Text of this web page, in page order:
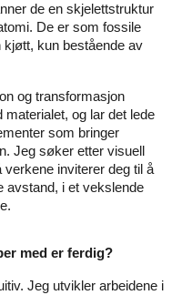
de en skjelettstruktur
De er som fossile
kjøtt, kun bestående av
og transformasjon
og lar det lede
som bringer
Jeg søker etter visuell
verkene inviterer deg til å
avstand, i et vekslende
med er ferdig?
Jeg utvikler arbeidene i